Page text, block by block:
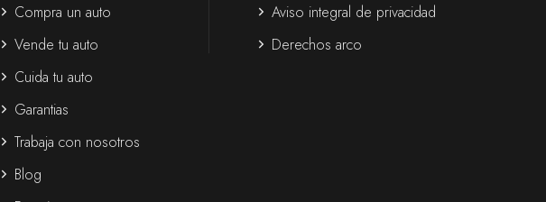
Compra un auto
Vende tu auto
Cuida tu auto
Garantias
Trabaja con nosotros
Blog
Aviso integral de privacidad
Derechos arco